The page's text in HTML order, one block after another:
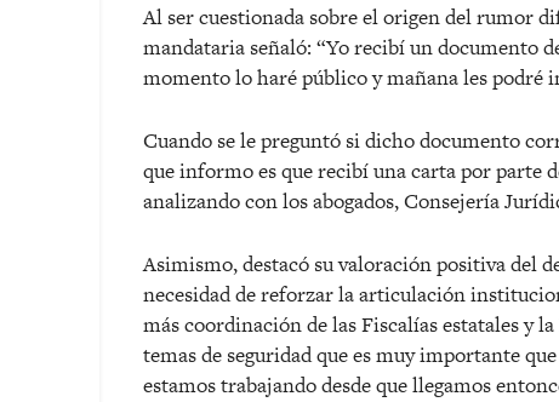
Al ser cuestionada sobre el origen del rumor
mandataria señaló: “Yo recibí un documento
momento lo haré público y mañana les podré
Cuando se le preguntó si dicho documento
que informo es que recibí una carta por parte
analizando con los abogados, Consejería
Asimismo, destacó su valoración positiva del
necesidad de reforzar la articulación
más coordinación de las Fiscalías estatales y
temas de seguridad que es muy importante
estamos trabajando desde que llegamos